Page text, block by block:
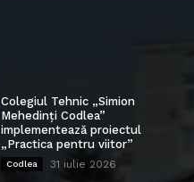
Colegiul Tehnic „Simion
Mehedinți Codlea”
implementează proiectul
„Practica pentru viitor”
Codlea 31 iulie 2026